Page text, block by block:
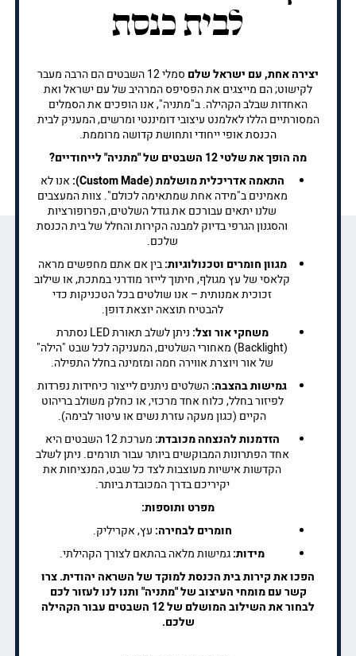
לבית כנסת
יצירה אחת, עם ישראל שלם
סמלי 12 השבטים הם הרבה מעבר
לקישוט; הם מייצגים את הפסיפס המרהיב של עם ישראל ואת
האחדות שבלב הקהילה. ב"מתניה", אנו הופכים את הסמלים
המסורתיים הללו לאלמנט עיצובי דומיננטי ומרשים, המעניק לבית
הכנסת אופי ייחודי ותחושת קדושה מרוממת.
מה הופך את שלטי 12 השבטים של "מתניה" לייחודיים?
התאמה אדריכלית מושלמת (Custom Made):
אנו לא
מאמינים ב"מידה אחת שמתאימה לכולם". צוות המעצבים
שלנו יתאים עבורכם את גודל השלטים, הפרופורציות
והסגנון הגרפי בדיוק למבנה הקירות והחלל של בית הכנסת
שלכם.
מגוון חומרים וטכנולוגיות:בין אם אתם מחפשים מראה
קלאסי של עץ מגולף, חיתוך לייזר מודרני במתכת, או שילוב
זכוכית אמנותית – אנו שולטים בכל הטכניקות כדי
להבטיח תוצאה יוצאת דופן.
משחקי אור וצל:
ניתן לשלב תאורת LED נסתרת
(Backlight) מאחורי השלטים, המעניקה לכל שבט "הילה"
של אור ויוצרת אווירה חמה ומזמינה בחלל התפילה.
גמישות בהצבה:השלטים ניתנים לייצור כיחידות נפרדות
לפיזור בחלל, כלוח אחד מרכזי, או כחלק משולב בריהוט
הקיים (כגון מעקה עזרת נשים או עיטור לבימה).
הזדמנות להנצחה מכובדת:
מערכת 12 השבטים היא
אחד הפתרונות המבוקשים ביותר עבור תורמים. ניתן לשלב
הקדשות אישיות מעוצבות לצד כל שבט, המנציחות את
יקיריכם בדרך המכובדת ביותר.
מפרט ותוספות:
חומרים לבחירה: עץ, אקריליק.
מידות:גמישות מלאה בהתאם לצורך הקהילתי.
הפכו את קירות בית הכנסת למוקד של השראה יהודית. צרו
קשר עם מומחי העיצוב של "מתניה" ותנו לנו לעזור לכם
לבחור את השילוב המושלם של 12 השבטים עבור הקהילה
שלכם.